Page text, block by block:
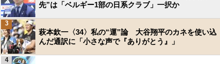
先”は「ベルギー1部の日系クラブ」一択か
萩本欽一〈34〉私の“運”論 大谷翔平のカネを使い込
んだ通訳に「小さな声で『ありがとう』」
3
4